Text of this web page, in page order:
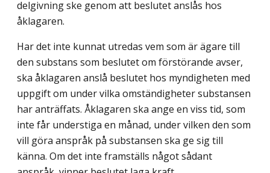
delgivning ske genom att beslutet anslås hos
åklagaren.
Har det inte kunnat utredas vem som är ägare till
den substans som beslutet om förstörande avser,
ska åklagaren anslå beslutet hos myndigheten med
uppgift om under vilka omständigheter substansen
har anträffats. Åklagaren ska ange en viss tid, som
inte får understiga en månad, under vilken den som
vill göra anspråk på substansen ska ge sig till
känna. Om det inte framställs något sådant